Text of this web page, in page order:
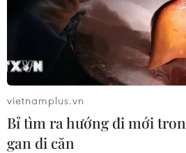
vietnamplus.vn
Bỉ tìm ra hướng đi mới
gan di căn